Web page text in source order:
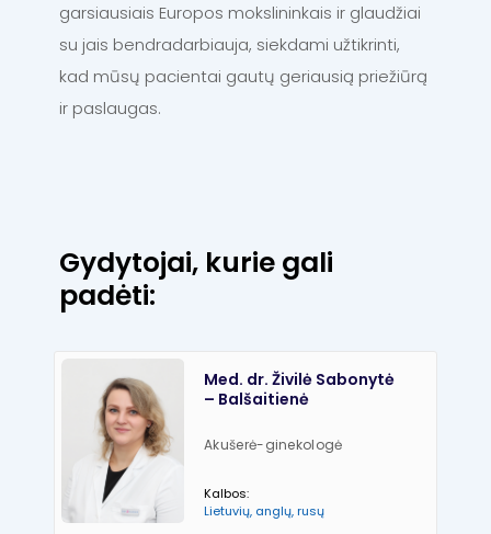
garsiausiais Europos mokslininkais ir glaudžiai
su jais bendradarbiauja, siekdami užtikrinti,
kad mūsų pacientai gautų geriausią priežiūrą
ir paslaugas.
Gydytojai, kurie gali
padėti:
Med. dr. Živilė Sabonytė
– Balšaitienė
Akušerė-ginekologė
Kalbos:
Lietuvių, anglų, rusų